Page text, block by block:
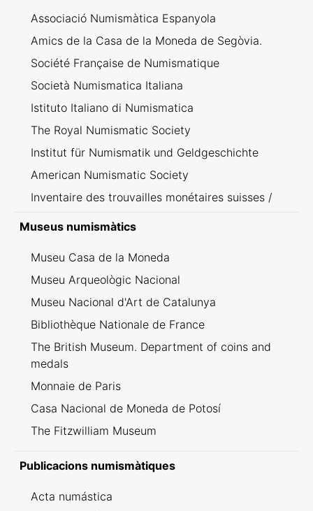
Associació Numismàtica Espanyola
Amics de la Casa de la Moneda de Segòvia.
Société Française de Numismatique
Società Numismatica Italiana
Istituto Italiano di Numismatica
The Royal Numismatic Society
Institut für Numismatik und Geldgeschichte
American Numismatic Society
Inventaire des trouvailles monétaires suisses /
Museus numismàtics
Museu Casa de la Moneda
Museu Arqueològic Nacional
Museu Nacional d'Art de Catalunya
Bibliothèque Nationale de France
The British Museum. Department of coins and
medals
Monnaie de Paris
Casa Nacional de Moneda de Potosí
The Fitzwilliam Museum
Publicacions numismàtiques
Acta numástica